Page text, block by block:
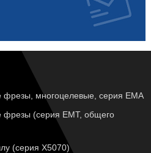
фрезы, многоцелевые, серия EMA
фрезы (серия EMT, общего
(серия X5070)